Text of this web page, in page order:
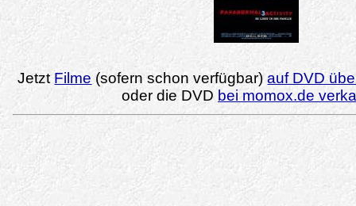
JetztFilme (sofern schon verfügbar)auf DVD
oder die DVD bei momox.de